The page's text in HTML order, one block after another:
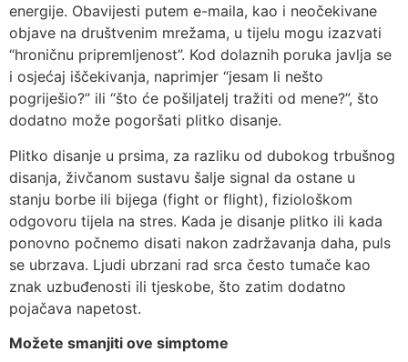
energije. Obavijesti putem e-maila, kao i neočekivane
objave na društvenim mrežama, u tijelu mogu izazvati
“hroničnu pripremljenost”. Kod dolaznih poruka javlja se
i osjećaj iščekivanja, naprimjer “jesam li nešto
pogriješio?” ili “što će pošiljatelj tražiti od mene?”, što
dodatno može pogoršati plitko disanje.
Plitko disanje u prsima, za razliku od dubokog trbušnog
disanja, živčanom sustavu šalje signal da ostane u
stanju borbe ili bijega (fight or flight), fiziološkom
odgovoru tijela na stres. Kada je disanje plitko ili kada
ponovno počnemo disati nakon zadržavanja daha, puls
se ubrzava. Ljudi ubrzani rad srca često tumače kao
znak uzbuđenosti ili tjeskobe, što zatim dodatno
pojačava napetost.
Možete smanjiti ove simptome